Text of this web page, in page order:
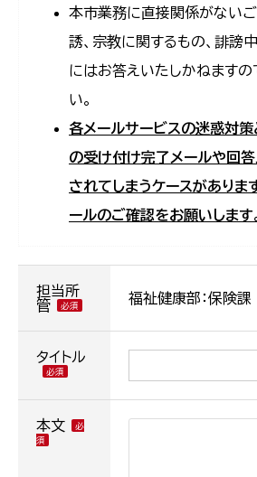
本市業務に直接関係がない
誘、宗教に関するもの、誹謗
にはお答えいたしかねますの
い。
各メールサービスの迷惑対策
の受け付け完了メールや回答
されてしまうケースがありま
ールのご確認をお願いします
担当所
管
福祉健康部：保険課
タイトル
本文